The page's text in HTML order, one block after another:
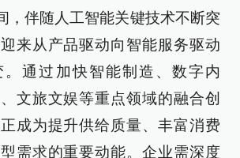
，伴随人工智能关键技术不断突
来从产品驱动向智能服务驱动
。通过加快智能制造、数字内
文旅文娱等重点领域的融合创
成为提升供给质量、丰富消费
需求的重要动能。企业需深度